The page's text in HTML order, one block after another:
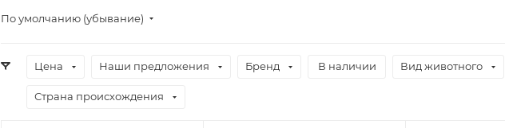
По умолчанию (убывание)
Цена Наши предложения Бренд В наличии Вид животного
Страна происхождения